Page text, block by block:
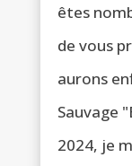
êtes
de vous
aurons
Sauvage
2024, je